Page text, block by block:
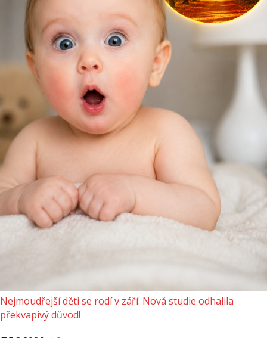
Nejmoudřejší děti se rodí v září: Nová studie odhalila
překvapivý důvod!